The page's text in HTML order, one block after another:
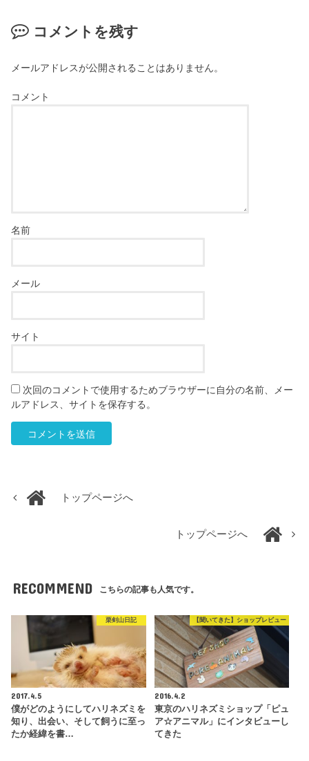
コメントを残す
メールアドレスが公開されることはありません。
コメント
名前
メール
サイト
次回のコメントで使用するためブラウザーに自分の名前、メー
ルアドレス、サイトを保存する。
トップページへ
トップページへ
RECOMMEND こちらの記事も人気です。
栗剣山日記
2017.4.5
僕がどのようにしてハリネズミを
知り、出会い、そして飼うに至っ
たか経緯を書…
【聞いてきた】ショップレビュー
2016.4.2
東京のハリネズミショップ「ピュ
ア☆アニマル」にインタビューし
てきた